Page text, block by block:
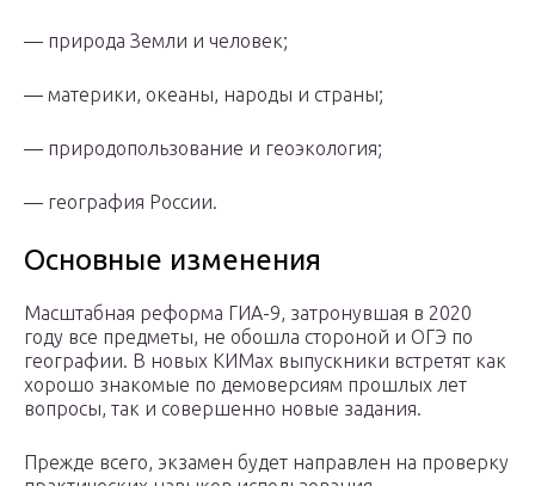
— природа Земли и человек;
— материки, океаны, народы и страны;
— природопользование и геоэкология;
— география России.
Основные изменения
Масштабная реформа ГИА-9, затронувшая в 2020
году все предметы, не обошла стороной и ОГЭ по
географии. В новых КИМах выпускники встретят как
хорошо знакомые по демоверсиям прошлых лет
вопросы, так и совершенно новые задания.
Прежде всего, экзамен будет направлен на проверку